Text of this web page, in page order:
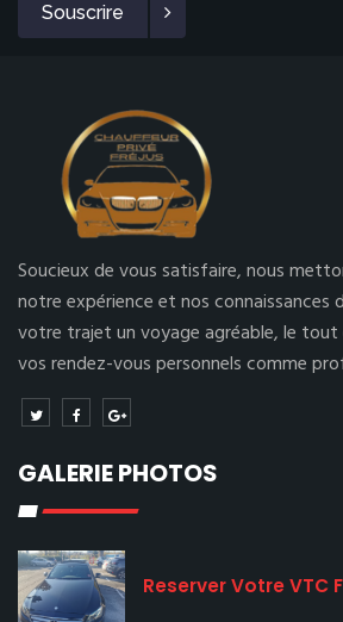
Souscrire
Soucieux de vous satisfaire, nous
notre expérience et nos connaissances
votre trajet un voyage agréable, le tout
vos rendez-vous personnels comme
GALERIE PHOTOS
Reserver Votre VTC